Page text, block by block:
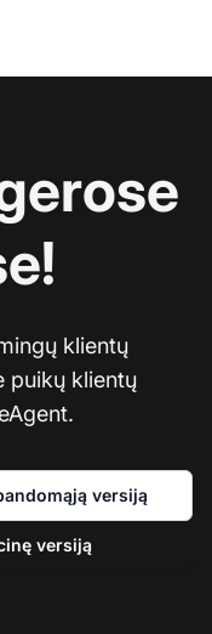
klientų
puikų klientų
versiją
versiją